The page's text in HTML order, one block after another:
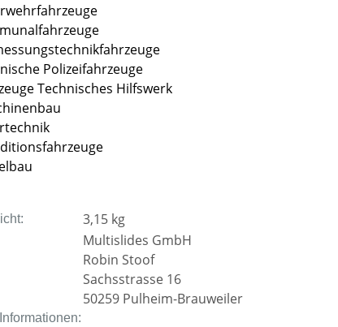
Polizeifahrzeuge
Technisches Hilfswerk
3,15 kg
Multislides GmbH
Robin Stoof
Sachsstrasse 16
50259 Pulheim-Brauweiler